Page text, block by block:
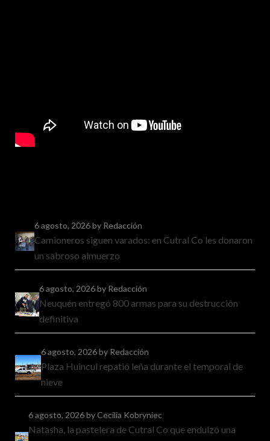
6 agosto, 2026by Redacción
Camioneros siguen varados: en Cutral Co les donaron
un sabroso almuerzo
6 agosto, 2026by Redacción
Neuquén entregó 800 armas para su destrucción
definitiva
6 agosto, 2026by Redacción
Plaza Huincul repatió leña durante el temporal de
nieve
6 agosto, 2026by Cecilia Kobryniec
Natasha, la pastelera de Cutral Co que endulzó una